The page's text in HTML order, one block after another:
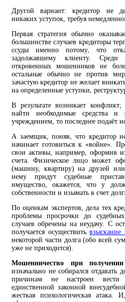
Другой вариант: кредитор не
никаких уступок, требуя
Первая стратегия обычно
большинстве случаев кредиторы
ссуды именно потому, что
задолжавшему клиенту. Среди
откровенных мошенников не
остальные обычно не против
зачастую кредитор не желает
на определенные уступки,
В результате возникает
найти необходимые средства и
учреждением, то последнее подаёт
А заемщик, поняв, что кредитор
начинает готовиться к «войне».
свои активы, например, оформив
счета. Физическое лицо может
(машину, квартиру) на друзей
нему придут судебные
имущество, окажется, что у
собственности и изымать в счет
По оценкам экспертов, дела тех
проблемы просрочки до
случаев обречены на неудачу. С
получается осуществитьвзыскание
некоторой части долга (обо всей
уже не приходится).
Мошенничество при
изначально не собирался
причинам не настроен
единственной законной
жесткая психологическая атака.